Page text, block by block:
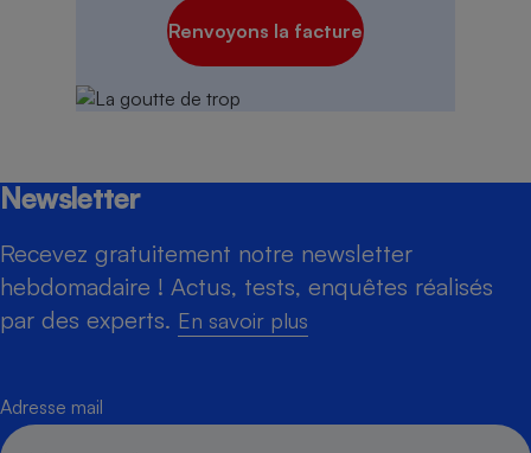
Renvoyons la facture
Newsletter
Recevez gratuitement notre newsletter
hebdomadaire ! Actus, tests, enquêtes réalisés
par des experts. En savoir plus
Adresse mail